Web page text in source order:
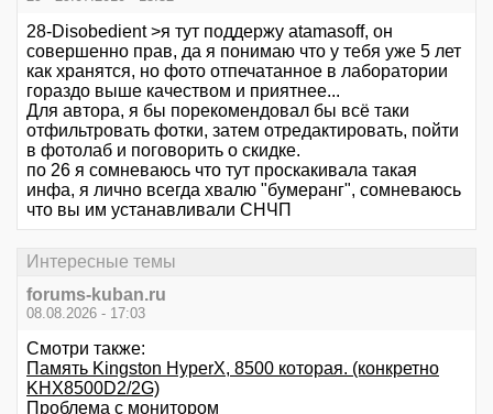
28-Disobedient >я тут поддержу atamasoff, он
совершенно прав, да я понимаю что у тебя уже 5 лет
как хранятся, но фото отпечатанное в лаборатории
гораздо выше качеством и приятнее...
Для автора, я бы порекомендовал бы всё таки
отфильтровать фотки, затем отредактировать, пойти
в фотолаб и поговорить о скидке.
по 26 я сомневаюсь что тут проскакивала такая
инфа, я лично всегда хвалю "бумеранг", сомневаюсь
что вы им устанавливали СНЧП
Интересные темы
forums-kuban.ru
08.08.2026 - 17:03
Смотри также:
Память Kingston HyperX, 8500 которая. (конкретно
KHX8500D2/2G)
Проблема с монитором